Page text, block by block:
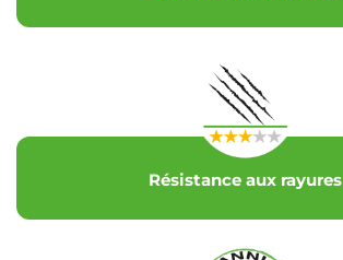
Résistance aux rayures